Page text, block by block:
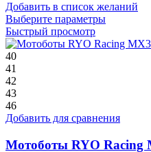
Добавить в список желаний
Выберите параметрыЭтот
имеет
на
товара.
Быстрый просмотр
40
41
42
43
46
Добавить для сравнения
Мотоботы RYO Racing